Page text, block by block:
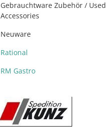
Gebrauchtware Zubehör / Used
Accessories
Neuware
Rational
RM Gastro